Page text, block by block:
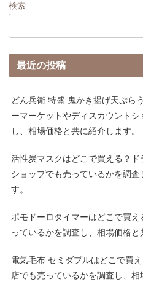
検索
最近の投稿
どん兵衛 特盛 鬼かき揚げ天ぷら
ーマーケットやディスカウント
し、相場価格と共に紹介します。
活性炭マスクはどこで買える？
ショップでも売っているかを調
す。
ポモドーロタイマーはどこで買
っているかを調査し、相場価格と
電気毛布 セミダブルはどこで買
店でも売っているかを調査し、相